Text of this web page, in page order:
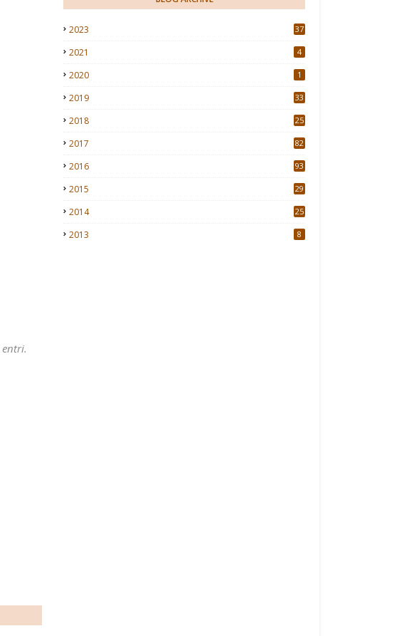
entri.
2023 37
2021 4
2020 1
2019 33
2018 25
2017 82
2016 93
2015
29
2014 25
2013 8